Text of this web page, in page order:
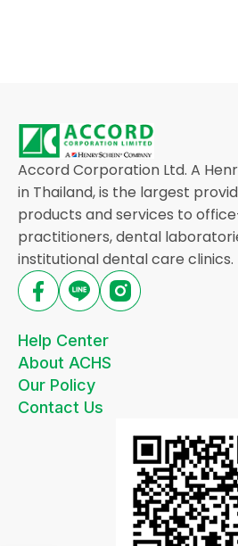
Accord Corporation Ltd. A
in Thailand, is the largest
products and services to
practitioners, dental
institutional dental care clinics.
Help Center
About ACHS
Our Policy
Contact Us